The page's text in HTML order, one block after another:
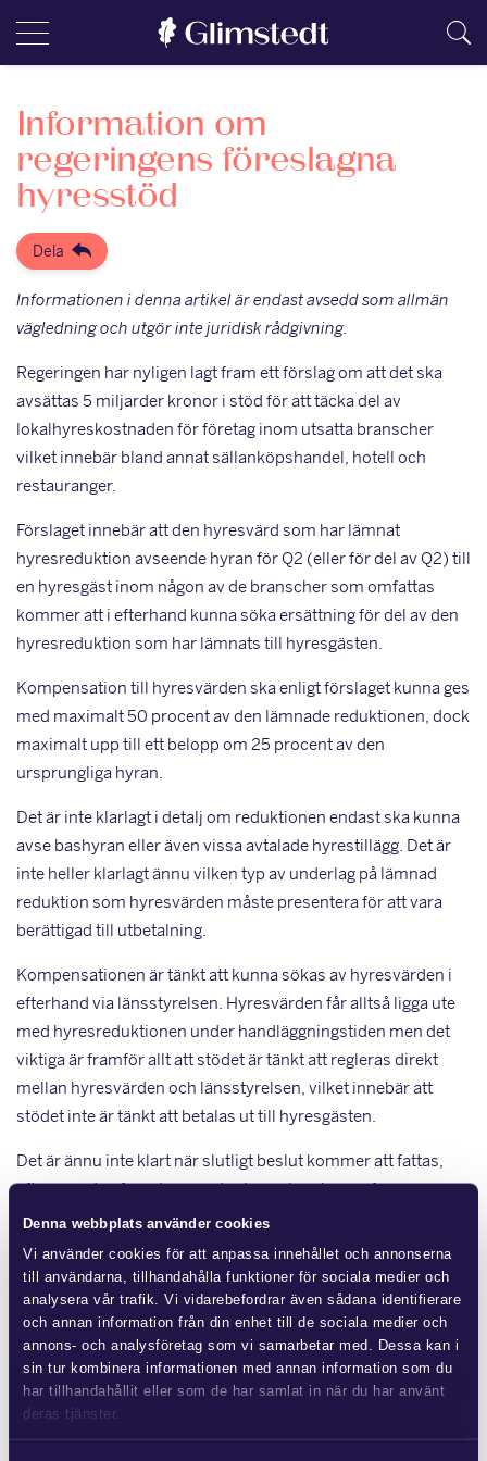
Denna webbplats använder cookies
Vi använder cookies för att anpassa innehållet och annonserna
till användarna, tillhandahålla funktioner för sociala medier och
analysera vår trafik. Vi vidarebefordrar även sådana identifierare
och annan information från din enhet till de sociala medier och
annons- och analysföretag som vi samarbetar med. Dessa kan i
sin tur kombinera informationen med annan information som du
har tillhandahållit eller som de har samlat in när du har använt
deras tjänster.
Information om
regeringens föreslagna
hyresstöd
Dela
Informationen i denna artikel är endast avsedd som allmän
vägledning och utgör inte juridisk rådgivning.
Regeringen har nyligen lagt fram ett förslag om att det ska
avsättas 5 miljarder kronor i stöd för att täcka del av
lokalhyreskostnaden för företag inom utsatta branscher
vilket innebär bland annat sällanköpshandel, hotell och
restauranger.
Förslaget innebär att den hyresvärd som har lämnat
hyresreduktion avseende hyran för Q2 (eller för del av Q2) till
en hyresgäst inom någon av de branscher som omfattas
kommer att i efterhand kunna söka ersättning för del av den
hyresreduktion som har lämnats till hyresgästen.
Kompensation till hyresvärden ska enligt förslaget kunna ges
med maximalt 50 procent av den lämnade reduktionen, dock
maximalt upp till ett belopp om 25 procent av den
ursprungliga hyran.
Det är inte klarlagt i detalj om reduktionen endast ska kunna
avse bashyran eller även vissa avtalade hyrestillägg. Det är
inte heller klarlagt ännu vilken typ av underlag på lämnad
reduktion som hyresvärden måste presentera för att vara
berättigad till utbetalning.
Kompensationen är tänkt att kunna sökas av hyresvärden i
efterhand via länsstyrelsen. Hyresvärden får alltså ligga ute
med hyresreduktionen under handläggningstiden men det
viktiga är framför allt att stödet är tänkt att regleras direkt
mellan hyresvärden och länsstyrelsen, vilket innebär att
stödet inte är tänkt att betalas ut till hyresgästen.
Det är ännu inte klart när slutligt beslut kommer att fattas,
eftersom den föreslagna satsningen innebär en form av
statsstöd och därför först behöver godkännas av EU-
kommissionen innan slutligt beslut kan fattas. Vi bevakar
utvecklingen.
Mer från Glimstedt